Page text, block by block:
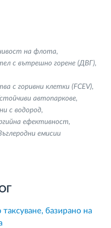
на флота
с вътрешно горене (ДВГ)
с горивни клетки (FCEV)
автопаркове
с водород
ефективност
емисии
базирано на